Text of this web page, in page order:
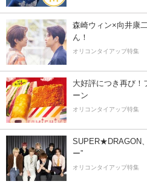
森崎ウィン×向井康
ん！
オリコンタイアップ特集
大好評につき再び！
ーン
オリコンタイアップ特集
SUPER★DRAGON
ー”
オリコンタイアップ特集